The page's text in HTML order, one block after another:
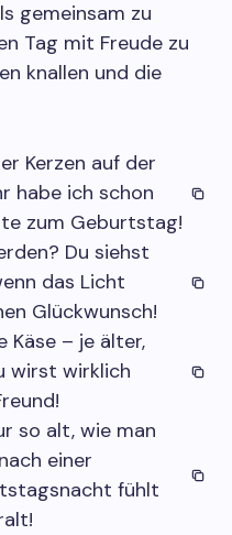
gemeinsam zu
Tag mit Freude zu
knallen und die
Kerzen auf der
habe ich schon
zum Geburtstag!
Du siehst
das Licht
Glückwunsch!
Käse – je älter,
wirst wirklich
so alt, wie man
einer
fühlt